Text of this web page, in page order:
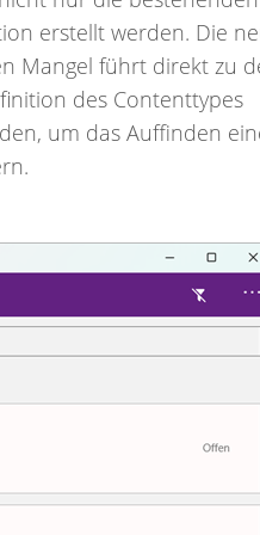
erstellt werden. Die
Mangel führt direkt zu
des Contenttypes
um das Auffinden